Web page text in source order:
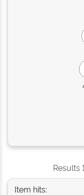
Results
Item hits: